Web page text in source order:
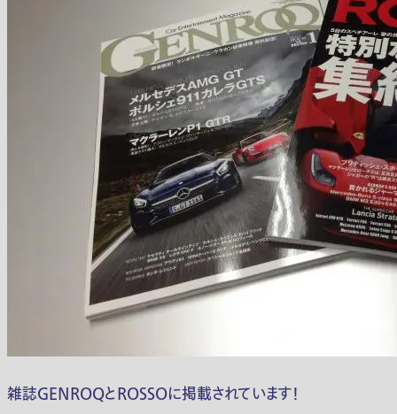
雑誌GENROQとROSSOに掲載されています！